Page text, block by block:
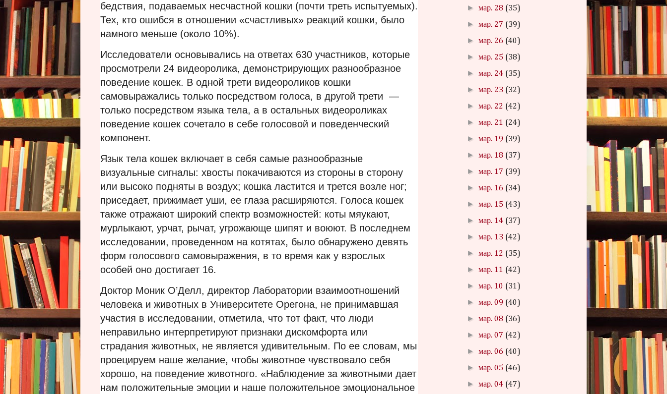
бедствия, подаваемых несчастной кошки (почти треть испытуемых).
Тех, кто ошибся в отношении «счастливых» реакций кошки, было
намного меньше (около 10%).
Исследователи основывались на ответах 630 участников, которые
просмотрели 24 видеоролика, демонстрирующих разнообразное
поведение кошек. В одной трети видеороликов кошки
самовыражались только посредством голоса, в другой трети —
только посредством языка тела, а в остальных видеороликах
поведение кошек сочетало в себе голосовой и поведенческий
компонент.
Язык тела кошек включает в себя самые разнообразные
визуальные сигналы: хвосты покачиваются из стороны в сторону
или высоко подняты в воздух; кошка ластится и трется возле ног;
приседает, прижимает уши, ее глаза расширяются. Голоса кошек
также отражают широкий спектр возможностей: коты мяукают,
мурлыкают, урчат, рычат, угрожающе шипят и воюют. В последнем
исследовании, проведенном на котятах, было обнаружено девять
форм голосового самовыражения, в то время как у взрослых
особей оно достигает 16.
Доктор Моник О’Делл, директор Лаборатории взаимоотношений
человека и животных в Университете Орегона, не принимавшая
участия в исследовании, отметила, что тот факт, что люди
неправильно интерпретируют признаки дискомфорта или
страдания животных, не является удивительным. По ее словам, мы
проецируем наше желание, чтобы животное чувствовало себя
хорошо, на поведение животного. «Наблюдение за животными дает
нам положительные эмоции и наше положительное эмоциональное
►мар. 28 (35)
►мар. 27 (39)
►мар. 26 (40)
►мар. 25 (38)
►мар. 24 (35)
►мар. 23 (32)
►мар. 22 (42)
►мар. 21 (24)
►мар. 19 (39)
►мар. 18 (37)
►мар. 17 (39)
►мар. 16 (34)
►мар. 15 (43)
►мар. 14 (37)
►мар. 13 (42)
►мар. 12 (35)
►мар. 11 (42)
►мар. 10 (31)
►мар. 09 (40)
►мар. 08 (36)
►мар. 07 (42)
►мар. 06 (40)
►мар. 05 (46)
►мар. 04 (47)